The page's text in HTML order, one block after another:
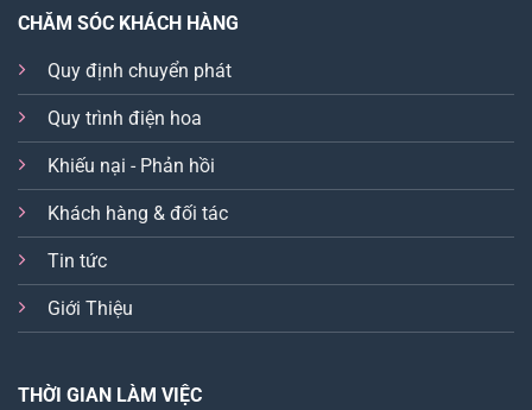
CHĂM SÓC KHÁCH HÀNG
Quy định chuyển phát
Quy trình điện hoa
Khiếu nại - Phản hồi
Khách hàng & đối tác
Tin tức
Giới Thiệu
THỜI GIAN LÀM VIỆC